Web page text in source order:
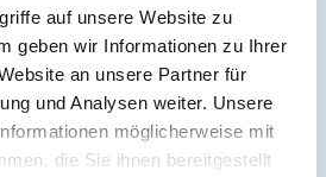
auf unsere Website zu
geben wir Informationen zu Ihrer
an unsere Partner für
und Analysen weiter. Unsere
möglicherweise mit
die Sie ihnen bereitgestellt